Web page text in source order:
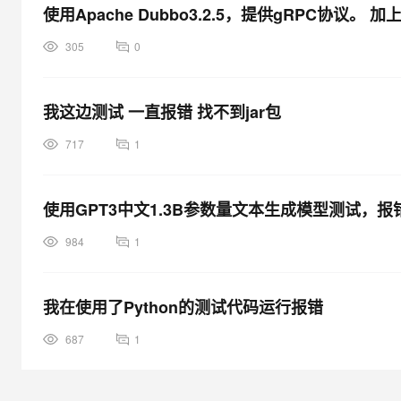
HTTP/1.1 415 Unsupported Media Type [Server: Apache-
使用Apache Dubbo3.2.5，提供gRPC协议。 加
305 0
我这边测试 一直报错 找不到jar包
717 1
使用GPT3中文1.3B参数量文本生成模型测试，报
984 1
我在使用了Python的测试代码运行报错
687 1